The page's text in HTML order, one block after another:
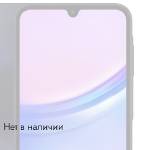
Нет в наличии